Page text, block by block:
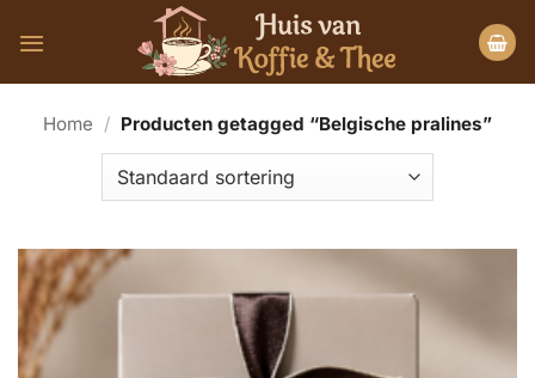
naar
Home / Producten getagged “Belgische pralines”